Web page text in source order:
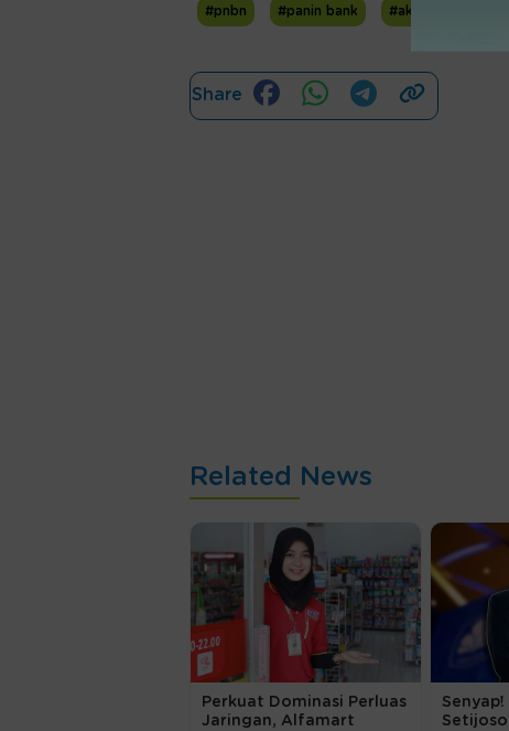
#pnbn #panin bank #aksi korporasi
Share
Related News
Perkuat Dominasi Perluas
Jaringan, Alfamart